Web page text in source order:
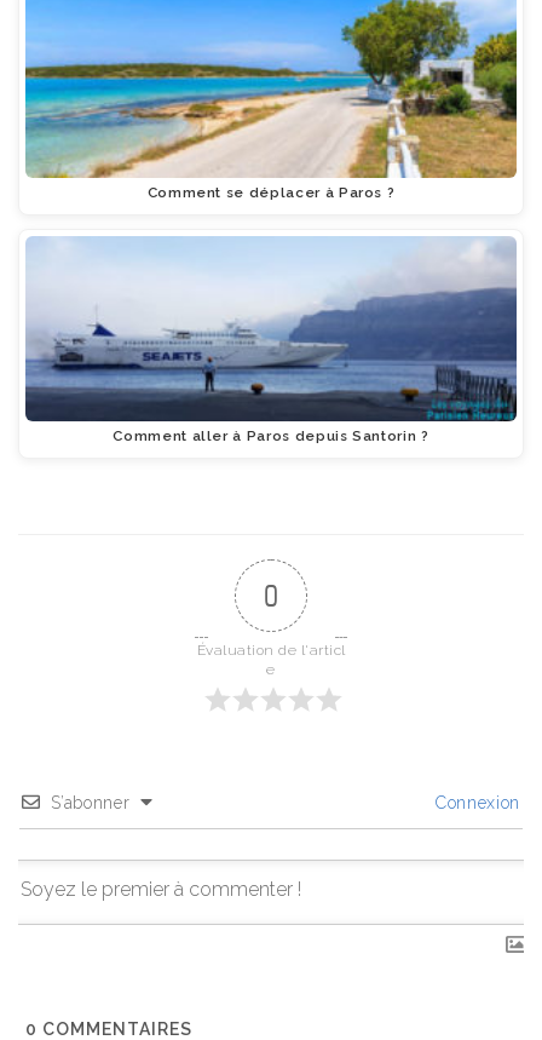
Comment se déplacer à Paros ?
Comment aller à Paros depuis Santorin ?
0
Évaluation de l'articl
e
S’abonner Connexion
0 COMMENTAIRES